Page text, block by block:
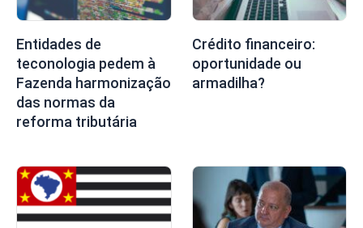
Entidades de
teconologia pedem à
Fazenda harmonização
das normas da
reforma tributária
Crédito financeiro:
oportunidade ou
armadilha?